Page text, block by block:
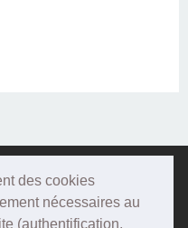
des cookies
nécessaires au
(authentification,